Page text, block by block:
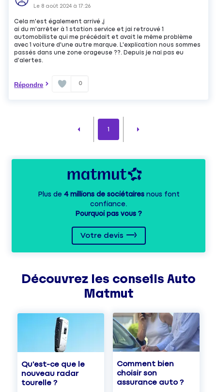
Le 8 août 2024 à17:26
Cela m'est également arrivé ,j
ai du m'arrêter à 1 station service et jai retrouvé 1
automobiliste qui me précédait et avait le même problème
avec 1 voiture d'une autre marque. L'explication nous sommes
passés dans une zone orageuse ??. Depuis je nai pas eu
d'alertes.
Répondre 0
1
Plus de 4 millions de sociétairesnous font
confiance.
Pourquoi pas vous ?
Votre devis
Découvrez les conseils Auto
Matmut
Qu'est-ce que le
nouveau radar
tourelle ?
Comment bien
choisir son
assurance auto ?